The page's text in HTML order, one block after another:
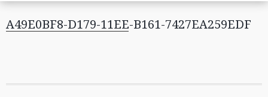
A49E0BF8-D179-11EE-B161-7427EA259EDF